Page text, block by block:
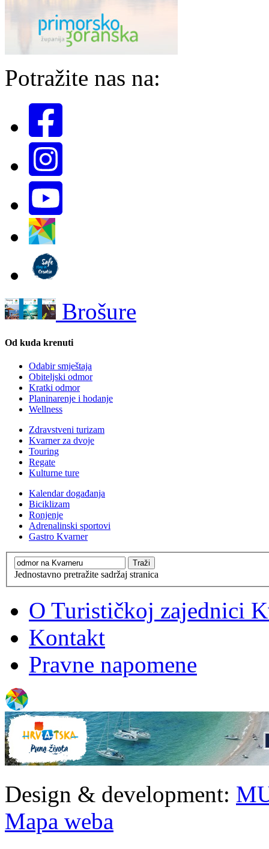
Potražite nas na:
Brošure
Od kuda krenuti
Odabir smještaja
Obiteljski odmor
Kratki odmor
Planinarenje i hodanje
Wellness
Zdravstveni turizam
Kvarner za dvoje
Touring
Regate
Kulturne ture
Kalendar događanja
Biciklizam
Ronjenje
Adrenalinski sportovi
Gastro Kvarner
Jednostavno pretražite sadržaj stranica
O Turističkoj zajednici
Kontakt
Pravne napomene
Design & development:
Mapa weba